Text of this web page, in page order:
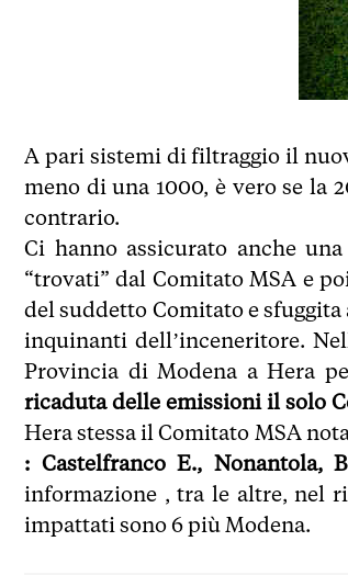
A pari sistemi di filtraggio il
meno di una 1000, è vero se la
contrario.
Ci hanno assicurato anche una
“trovati” dal Comitato MSA e
del suddetto Comitato e
inquinanti dell’inceneritore.
Provincia di Modena a Hera
ricaduta delle emissioni il solo
Hera stessa il Comitato MSA
: Castelfranco E., Nonantola,
informazione , tra le altre, nel
impattati sono 6 più Modena.